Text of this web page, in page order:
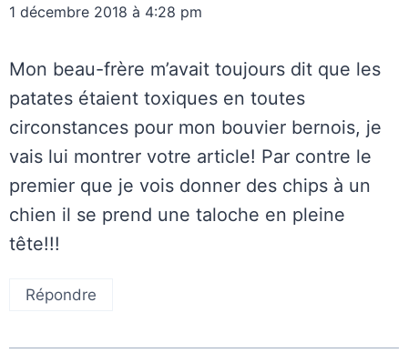
1 décembre 2018 à 4:28 pm
Mon beau-frère m’avait toujours dit que les
patates étaient toxiques en toutes
circonstances pour mon bouvier bernois, je
vais lui montrer votre article! Par contre le
premier que je vois donner des chips à un
chien il se prend une taloche en pleine
tête!!!
Répondre